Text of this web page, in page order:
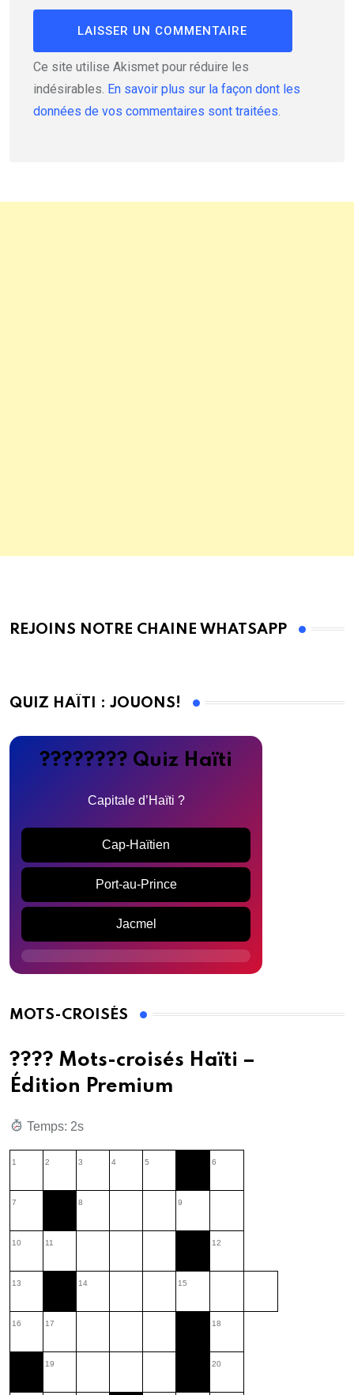
Ce site utilise Akismet pour réduire les
indésirables. En savoir plus sur la façon dont les
données de vos commentaires sont traitées
REJOINS NOTRE CHAINE WHATSAPP
QUIZ HAÏTI : JOUONS!
???????? Quiz Haïti
Capitale d’Haïti ?
Cap-Haïtien
Port-au-Prince
Jacmel
MOTS-CROISÉS
???? Mots-croisés Haïti –
Édition Premium
Temps: 3s
1 2 3 4 5 6
7 8 9
10 11 12
13 14 15
16 17 18
19 20